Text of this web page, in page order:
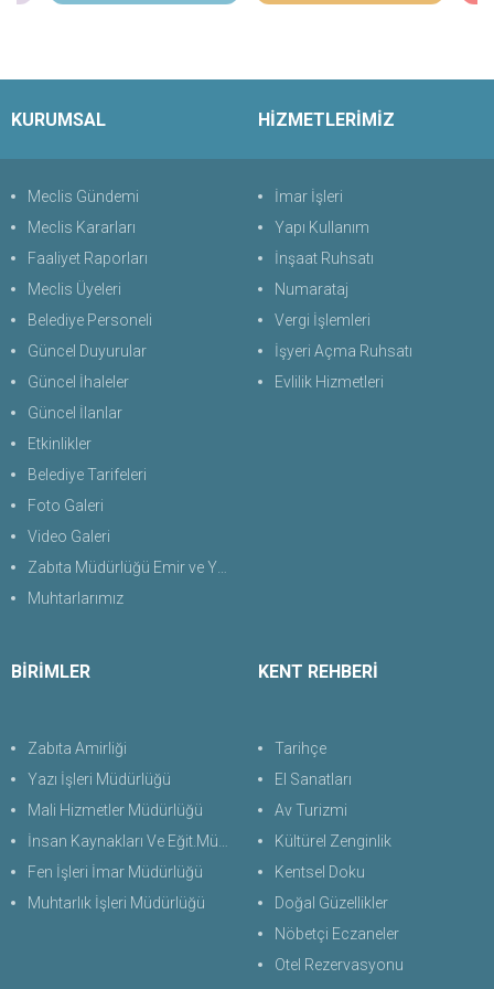
KURUMSAL
Meclis Gündemi
Meclis Kararları
Faaliyet Raporları
Meclis Üyeleri
Belediye Personeli
Güncel Duyurular
Güncel İhaleler
Güncel İlanlar
Etkinlikler
Belediye Tarifeleri
Foto Galeri
Video Galeri
Zabıta Müdürlüğü Emir ve Yasaklar Uygulama Yönetmeliği 2026
Muhtarlarımız
HİZMETLERİMİZ
İmar İşleri
Yapı Kullanım
İnşaat Ruhsatı
Numarataj
Vergi İşlemleri
İşyeri Açma Ruhsatı
Evlilik Hizmetleri
BİRİMLER
Zabıta Amirliği
Yazı İşleri Müdürlüğü
Mali Hizmetler Müdürlüğü
İnsan Kaynakları Ve Eğit.Müdürlüğü
Fen İşleri İmar Müdürlüğü
Muhtarlık İşleri Müdürlüğü
KENT REHBERİ
Tarihçe
El Sanatları
Av Turizmi
Kültürel Zenginlik
Kentsel Doku
Doğal Güzellikler
Nöbetçi Eczaneler
Otel Rezervasyonu